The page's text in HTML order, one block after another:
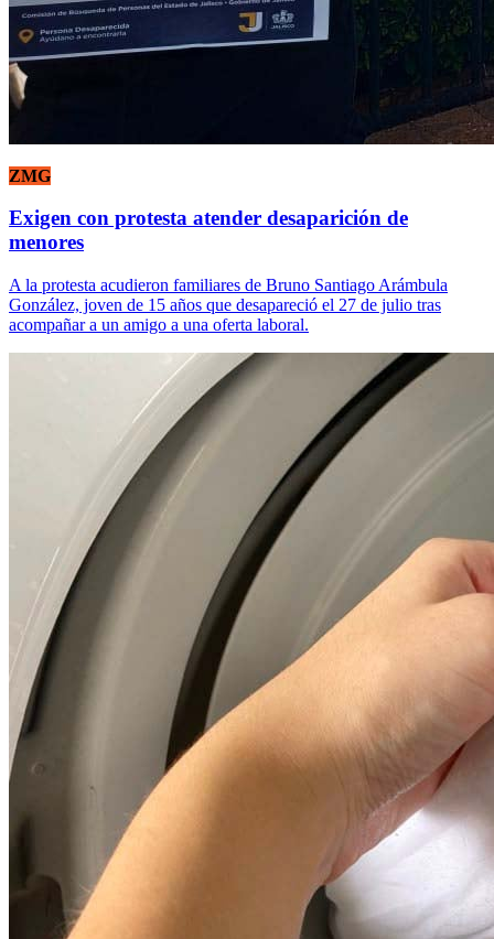
ZMG
Exigen con protesta atender desaparición de
menores
A la protesta acudieron familiares de Bruno Santiago Arámbula
González, joven de 15 años que desapareció el 27 de julio tras
acompañar a un amigo a una oferta laboral.